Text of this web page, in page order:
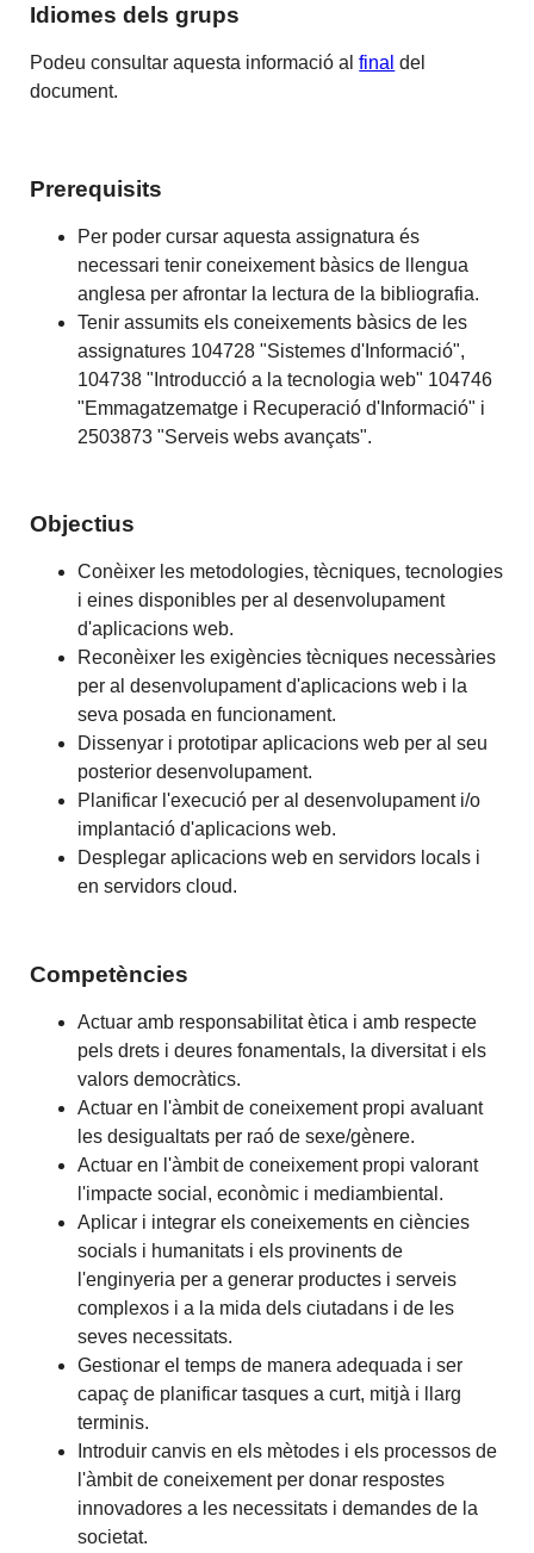
Idiomes dels grups
Podeu consultar aquesta informació alfinal del
document.
Prerequisits
Per poder cursar aquesta assignatura és
necessari tenir coneixement bàsics de llengua
anglesa per afrontar la lectura de la bibliografia.
Tenir assumits els coneixements bàsics de les
assignatures 104728 "Sistemes d'Informació",
104738 "Introducció a la tecnologia web" 104746
"Emmagatzematge i Recuperació d'Informació" i
2503873 "Serveis webs avançats".
Objectius
Conèixer les metodologies, tècniques, tecnologies
i eines disponibles per al desenvolupament
d'aplicacions web.
Reconèixer les exigències tècniques necessàries
per al desenvolupament d'aplicacions web i la
seva posada en funcionament.
Dissenyar i prototipar aplicacions web per al seu
posterior desenvolupament.
Planificar l'execució per al desenvolupament i/o
implantació d'aplicacions web.
Desplegar aplicacions web en servidors locals i
en servidors cloud.
Competències
Actuar amb responsabilitat ètica i amb respecte
pels drets i deures fonamentals, la diversitat i els
valors democràtics.
Actuar en l'àmbit de coneixement propi avaluant
les desigualtats per raó de sexe/gènere.
Actuar en l'àmbit de coneixement propi valorant
l'impacte social, econòmic i mediambiental.
Aplicar i integrar els coneixements en ciències
socials i humanitats i els provinents de
l'enginyeria per a generar productes i serveis
complexos i a la mida dels ciutadans i de les
seves necessitats.
Gestionar el temps de manera adequada i ser
capaç de planificar tasques a curt, mitjà i llarg
terminis.
Introduir canvis en els mètodes i els processos de
l'àmbit de coneixement per donar respostes
innovadores a les necessitats i demandes de la
societat.